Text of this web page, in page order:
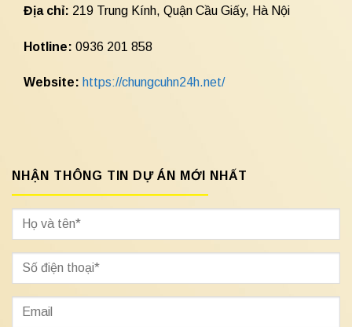
Địa chỉ: 219 Trung Kính, Quận Cầu Giấy, Hà Nội
Hotline: 0936 201 858
Website: https://chungcuhn24h.net/
NHẬN THÔNG TIN DỰ ÁN MỚI NHẤT